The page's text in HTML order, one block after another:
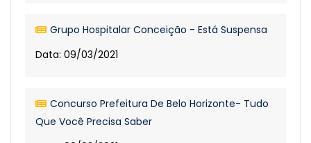
Grupo Hospitalar Conceição - Está Suspensa
Data: 09/03/2021
Concurso Prefeitura De Belo Horizonte- Tudo
Que Você Precisa Saber